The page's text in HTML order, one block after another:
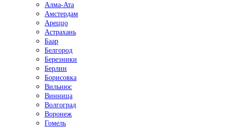
Алма-Ата
Амстердам
Ареццо
Астрахань
Баар
Белгород
Березники
Берлин
Борисовка
Вильнюс
Винница
Волгоград
Воронеж
Гомель